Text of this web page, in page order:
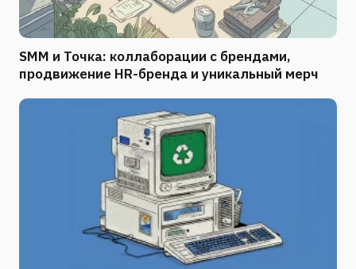
SMM и Точка: коллаборации с брендами,
продвижение HR-бренда и уникальный мерч